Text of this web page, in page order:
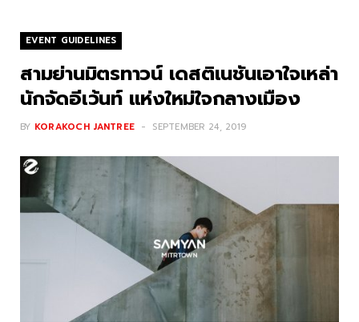
EVENT GUIDELINES
สามย่านมิตรทาวน์ เดสติเนชันเอาใจเหล่า
นักจัดอีเว้นท์ แห่งใหม่ใจกลางเมือง
BY KORAKOCH JANTREE SEPTEMBER 24, 2019